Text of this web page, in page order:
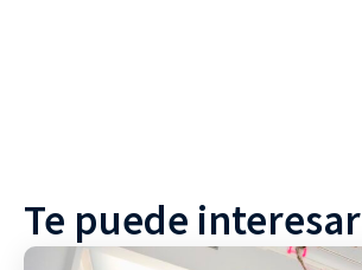
Te puede interesar